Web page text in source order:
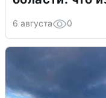
6 августа 0